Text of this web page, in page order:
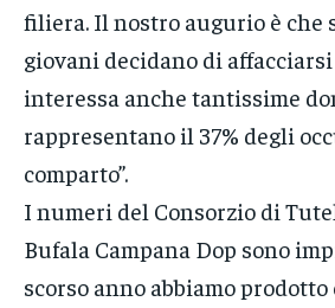
filiera. Il nostro augurio è che
giovani decidano di affacciarsi
interessa anche tantissime
rappresentano il 37% degli
comparto”.
I numeri del Consorzio di
Bufala Campana Dop sono
scorso anno abbiamo